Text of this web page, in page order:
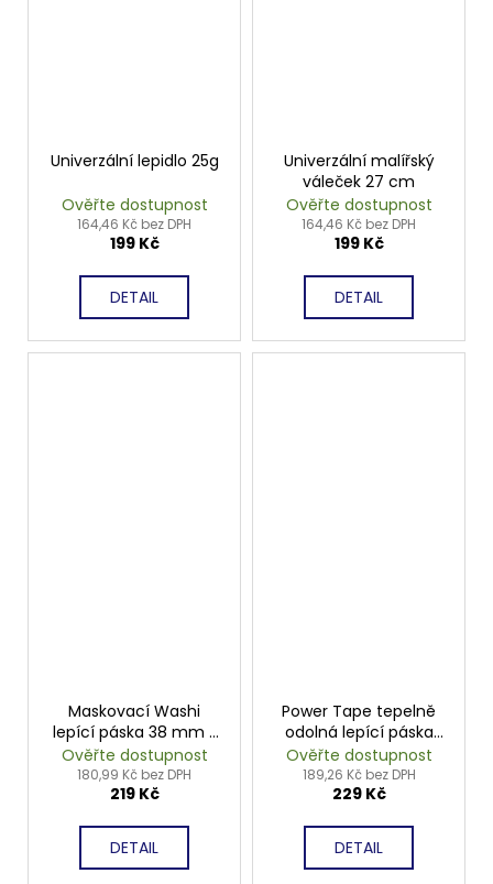
Univerzální lepidlo 25g
Ověřte dostupnost
164,46 Kč bez DPH
199 Kč
DETAIL
Univerzální malířský
váleček 27 cm
Ověřte dostupnost
164,46 Kč bez DPH
199 Kč
DETAIL
Maskovací Washi
lepící páska 38 mm x
50 m
Ověřte dostupnost
180,99 Kč bez DPH
219 Kč
DETAIL
Power Tape tepelně
odolná lepící páska
48mm x 50m
Ověřte dostupnost
189,26 Kč bez DPH
229 Kč
DETAIL